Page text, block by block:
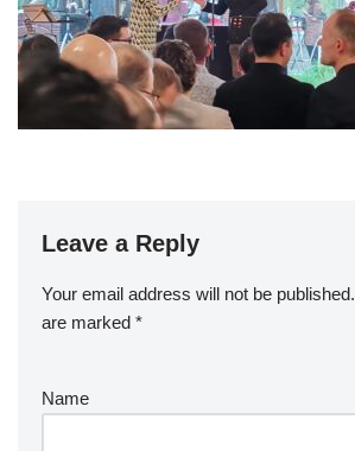
Leave a Reply
Your email address will not be published.
are marked *
Name